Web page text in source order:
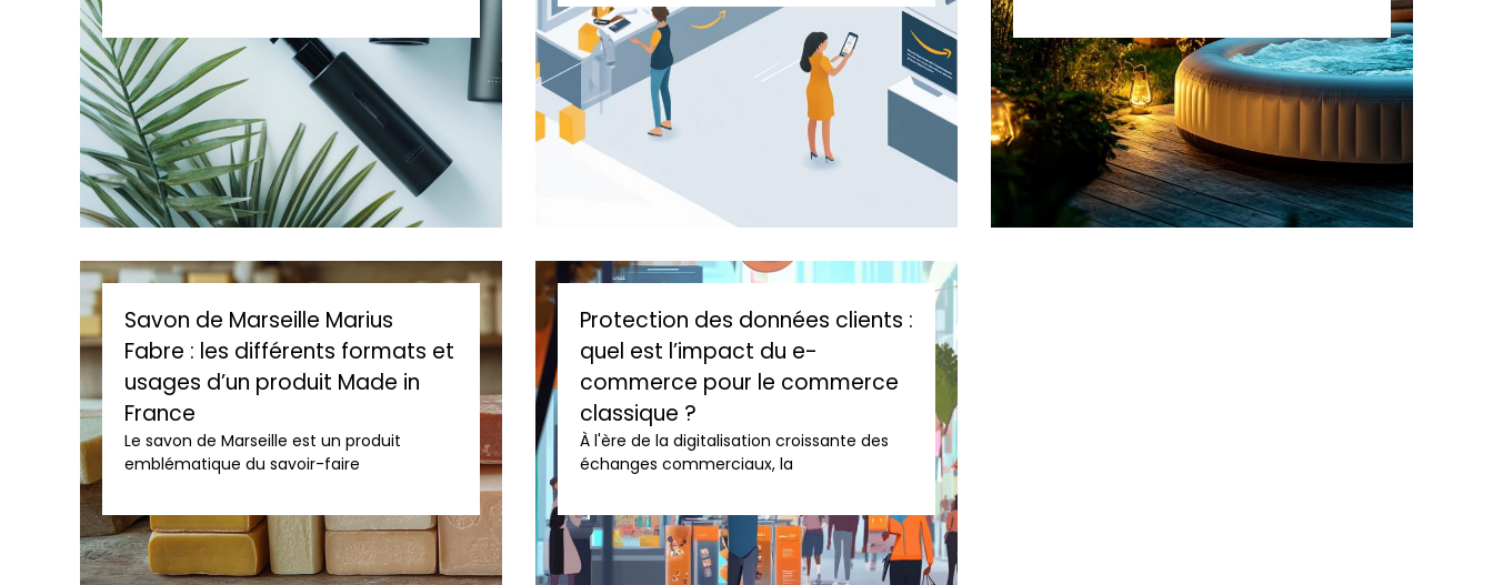
Savon de Marseille Marius
Fabre : les différents formats et
usages d’un produit Made in
France
Le savon de Marseille est un produit
emblématique du savoir-faire
Protection des données clients :
quel est l’impact du e-
commerce pour le commerce
classique ?
À l'ère de la digitalisation croissante des
échanges commerciaux, la